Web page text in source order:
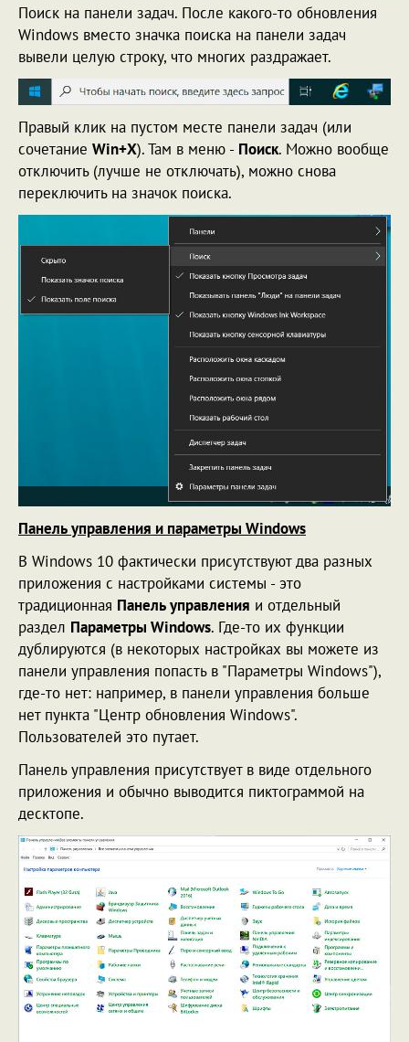
Поиск на панели задач. После какого-то обновления
Windows вместо значка поиска на панели задач
вывели целую строку, что многих раздражает.
Правый клик на пустом месте панели задач (или
сочетание Win+X). Там в меню - Поиск. Можно вообще
отключить (лучше не отключать), можно снова
переключить на значок поиска.
Панель управления и параметры Windows
В Windows 10 фактически присутствуют два разных
приложения с настройками системы - это
традиционная Панель управления и отдельный
раздел Параметры Windows. Где-то их функции
дублируются (в некоторых настройках вы можете из
панели управления попасть в "Параметры Windows"),
где-то нет: например, в панели управления больше
нет пункта "Центр обновления Windows".
Пользователей это путает.
Панель управления присутствует в виде отдельного
приложения и обычно выводится пиктограммой на
десктопе.